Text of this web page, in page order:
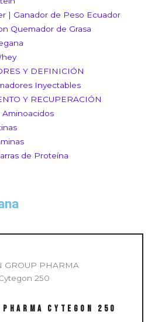
| Ganador de Peso Ecuador
Quemador de Grasa
Y DEFINICIÓN
Inyectables
Y RECUPERACIÓN
Aminoacidos
de Proteína
PHARMA Cytegon 250